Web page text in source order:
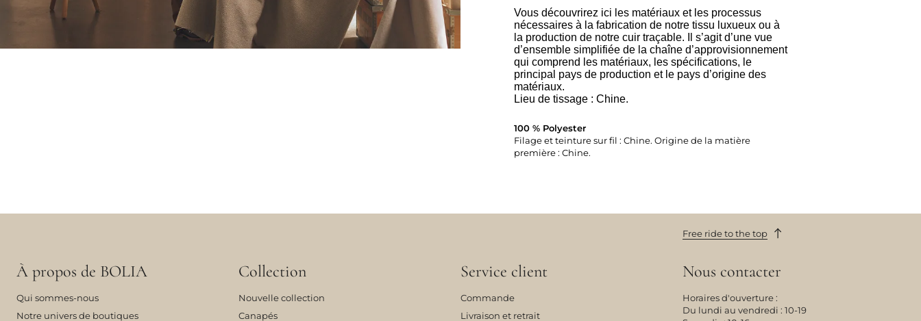
Vous découvrirez ici les matériaux et les processus
nécessaires à la fabrication de notre tissu luxueux ou à
la production de notre cuir traçable. Il s’agit d’une vue
d’ensemble simplifiée de la chaîne d’approvisionnement
qui comprend les matériaux, les spécifications, le
principal pays de production et le pays d’origine des
matériaux.
Lieu de tissage : Chine.
100 % Polyester
Filage et teinture sur fil : Chine. Origine de la matière
première : Chine.
Free ride to the top
À propos de BOLIA
Qui sommes-nous
Notre univers de boutiques
Collection
Nouvelle collection
Canapés
Service client
Commande
Livraison et retrait
Nous contacter
Horaires d'ouverture :
Du lundi au vendredi : 10-19